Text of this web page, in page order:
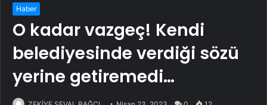
Haber
O kadar vazgeç! Kendi
belediyesinde verdiği sözü
yerine getiremedi…